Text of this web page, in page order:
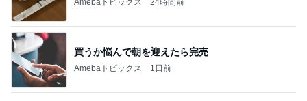
渡辺美奈代 3人からアイスの土産
Amebaトピックス 22時間前